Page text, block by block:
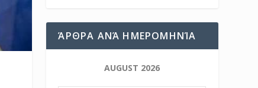
ΆΡΘΡΑ ΑΝΆ ΗΜΕΡΟΜΗΝΊΑ
AUGUST 2026